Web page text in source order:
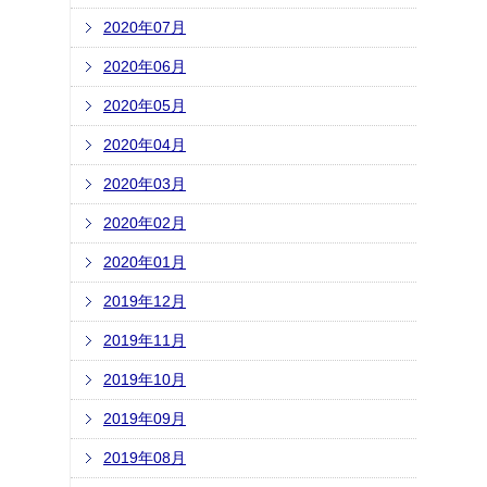
2020年07月
2020年06月
2020年05月
2020年04月
2020年03月
2020年02月
2020年01月
2019年12月
2019年11月
2019年10月
2019年09月
2019年08月